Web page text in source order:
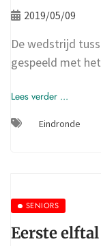
2019/05/09
De wedstrijd
gespeeld met
Lees verder ...
Eindronde
SENIORS
Eerste